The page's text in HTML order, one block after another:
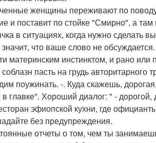
женщины переживают по поводу
и поставит по стойке "Смирно", а
в ситуациях, когда нужно сделать
значит, что ваше слово не
материнским инстинктом, и рано
пасть на грудь
поужинать. -. Куда скажешь,
главке". Хороший диалог: " -
эфиопской кухни, где
без предупреждения.
отчеты о том, чем ты